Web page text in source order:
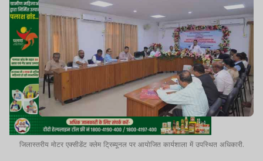
जिलास्तरीय मोटर एक्सीडेंट क्लेम ट्रिब्यूनल पर आयोजित कार्यशाला में उपस्थित अधिकारी.